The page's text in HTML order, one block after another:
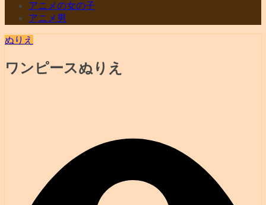
アニメの女の子
アニメ男
ぬりえ
ワンピースぬりえ